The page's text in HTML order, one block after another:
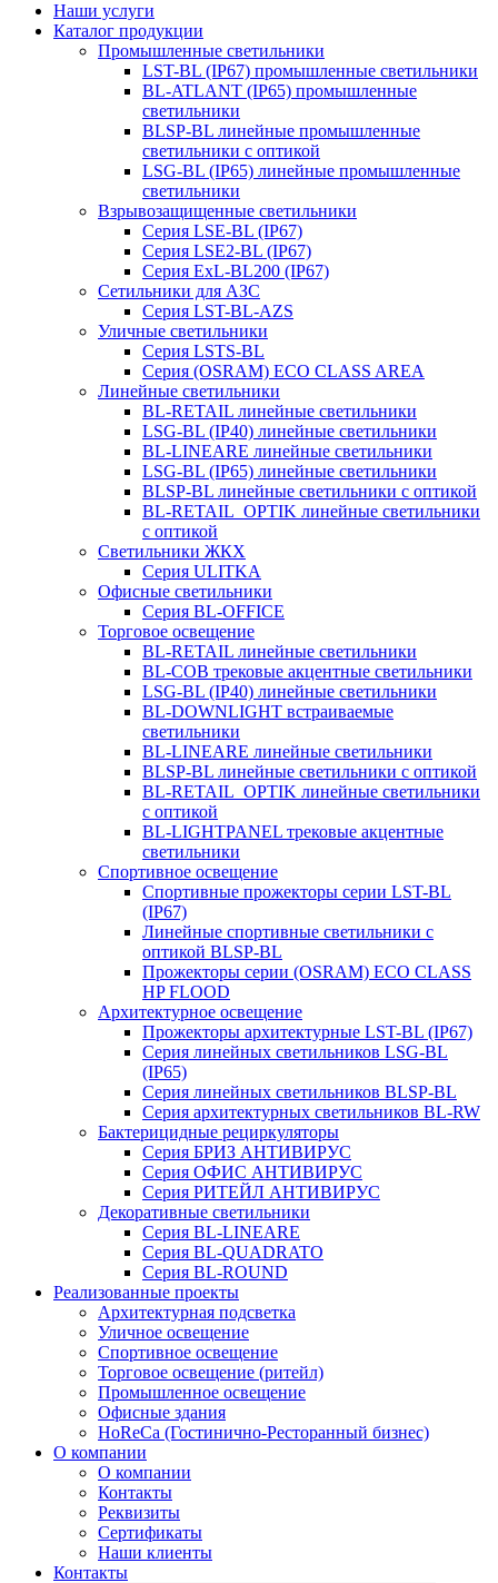
Наши услуги
Каталог продукции
Промышленные светильники
LST-BL (IP67) промышленные светильники
BL-ATLANT (IP65) промышленные
светильники
BLSP-BL линейные промышленные
светильники с оптикой
LSG-BL (IP65) линейные промышленные
светильники
Взрывозащищенные светильники
Серия LSE-BL (IP67)
Серия LSE2-BL (IP67)
Серия ExL-BL200 (IP67)
Сетильники для АЗС
Серия LST-BL-AZS
Уличные светильники
Серия LSTS-BL
Серия (ОSRAM) ECO CLASS AREA
Линейные светильники
BL-RETAIL линейные светильники
LSG-BL (IP40) линейные светильники
BL-LINEARE линейные светильники
LSG-BL (IP65) линейные светильники
BLSP-BL линейные светильники с оптикой
BL-RETAIL_OPTIK линейные светильники
с оптикой
Светильники ЖКХ
Серия ULITKA
Офисные светильники
Серия BL-OFFICE
Торговое освещение
BL-RETAIL линейные светильники
BL-COB трековые акцентные светильники
LSG-BL (IP40) линейные светильники
BL-DOWNLIGHT встраиваемые
светильники
BL-LINEARE линейные светильники
BLSP-BL линейные светильники с оптикой
BL-RETAIL_OPTIK линейные светильники
с оптикой
BL-LIGHTPANEL трековые акцентные
светильники
Спортивное освещение
Спортивные прожекторы серии LST-BL
(IP67)
Линейные спортивные светильники с
оптикой BLSP-BL
Прожекторы серии (OSRAM) ECO CLASS
HP FLOOD
Архитектурное освещение
Прожекторы архитектурные LST-BL (IP67)
Серия линейных светильников LSG-BL
(IP65)
Серия линейных светильников BLSP-BL
Серия архитектурных светильников BL-RW
Бактерицидные рециркуляторы
Серия БРИЗ АНТИВИРУС
Серия ОФИС АНТИВИРУС
Серия РИТЕЙЛ АНТИВИРУС
Декоративные светильники
Серия BL-LINEARE
Серия BL-QUADRATO
Серия BL-ROUND
Реализованные проекты
Архитектурная подсветка
Уличное освещение
Спортивное освещение
Торговое освещение (ритейл)
Промышленное освещение
Офисные здания
HoReCa (Гостинично-Ресторанный бизнес)
О компании
О компании
Контакты
Реквизиты
Сертификаты
Наши клиенты
Контакты